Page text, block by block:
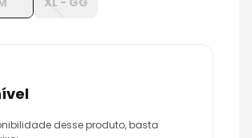
desse produto, basta